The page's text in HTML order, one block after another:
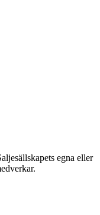
egna eller